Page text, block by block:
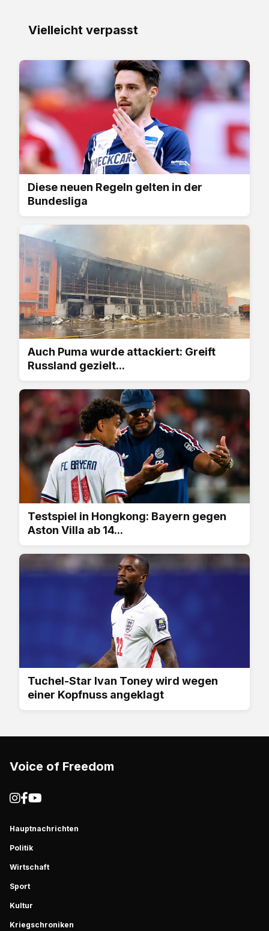
Vielleicht verpasst
Diese neuen Regeln gelten in der
Bundesliga
Auch Puma wurde attackiert: Greift
Russland gezielt...
Testspiel in Hongkong: Bayern gegen
Aston Villa ab 14...
Tuchel-Star Ivan Toney wird wegen
einer Kopfnuss angeklagt
Voice of Freedom
Hauptnachrichten
Politik
Wirtschaft
Sport
Kultur
Kriegschroniken